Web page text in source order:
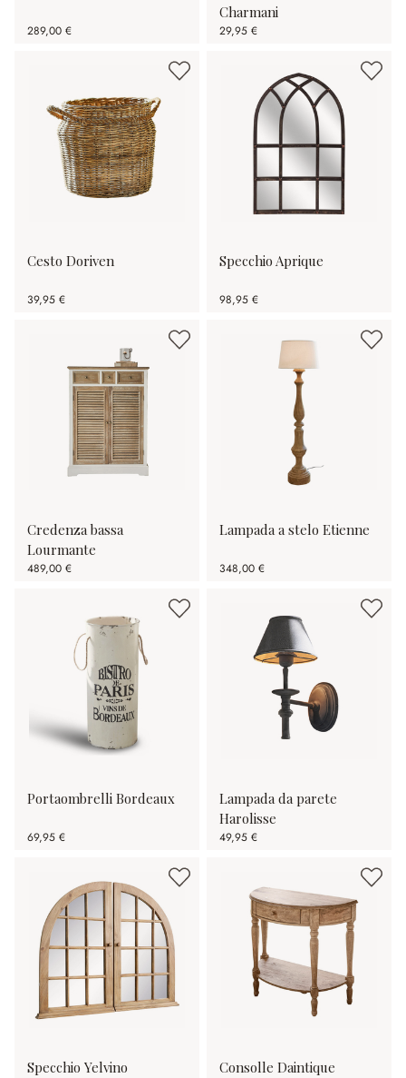
289,00 €
Charmani
29,95 €
Cesto Doriven
39,95 €
Specchio Aprique
98,95 €
Credenza bassa
Lourmante
489,00 €
Lampada a stelo Etienne
348,00 €
Portaombrelli Bordeaux
69,95 €
Lampada da parete
Harolisse
49,95 €
Specchio Yelvino Consolle Daintique